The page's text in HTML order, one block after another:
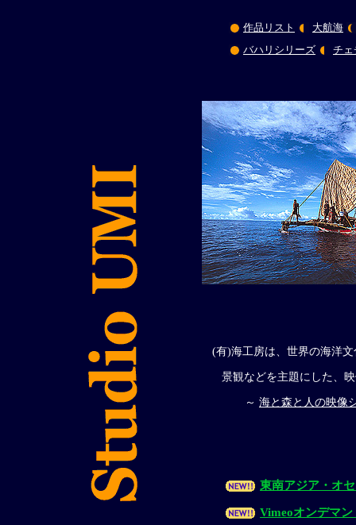
作品リスト
大航海
バハリシリーズ
チェ
(有)海工房は、世界の海洋
景観などを主題にした、
～ 海と森と人の映像
東南アジア・オ
Vimeoオンデマン